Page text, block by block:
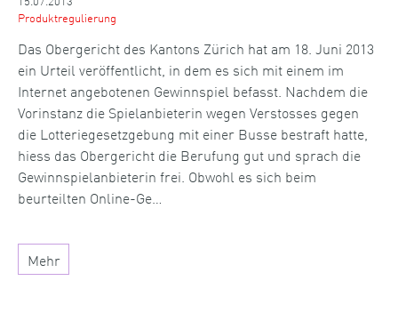
Produktregulierung
Das Obergericht des Kantons Zürich hat am 18. Juni 2013
ein Urteil veröffentlicht, in dem es sich mit einem im
Internet angebotenen Gewinnspiel befasst. Nachdem die
Vorinstanz die Spielanbieterin wegen Verstosses gegen
die Lotteriegesetzgebung mit einer Busse bestraft hatte,
hiess das Obergericht die Berufung gut und sprach die
Gewinnspielanbieterin frei. Obwohl es sich beim
beurteilten Online-Ge…
Mehr